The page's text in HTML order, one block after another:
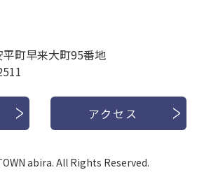
町早来大町95番地
アクセス
abira. All Rights Reserved.